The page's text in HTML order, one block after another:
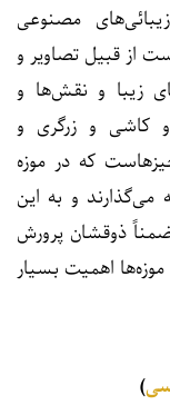
مصنوعی
از قبیل تصاویر و
زیبا و نقش‌ها و
کاشی و زرگری و
که در موزه
می‌گذارند و به این
ذوقشان پرورش
اهمیت بسیار
)